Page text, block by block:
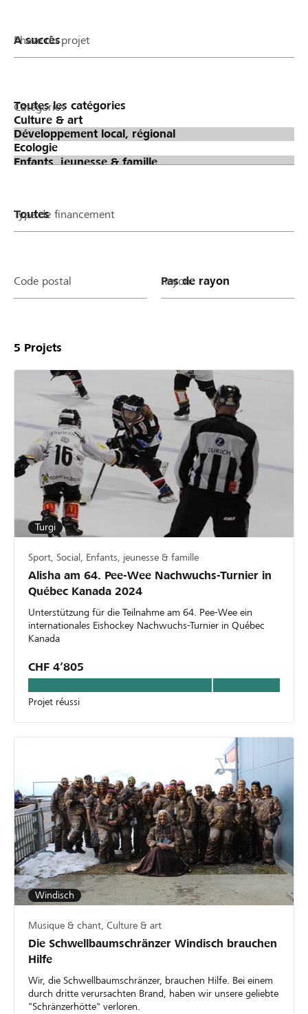
Phase du projet
Catégories
Type de financement
Code postal Rayon
5 Projets
Turgi
Sport, Social, Enfants, jeunesse & famille
Alisha am 64. Pee-Wee Nachwuchs-Turnier in
Québec Kanada 2024
Unterstützung für die Teilnahme am 64. Pee-Wee ein
internationales Eishockey Nachwuchs-Turnier in Québec
Kanada
CHF 4’805
Projet réussi
Windisch
Musique & chant, Culture & art
Die Schwellbaumschränzer Windisch brauchen
Hilfe
Wir, die Schwellbaumschränzer, brauchen Hilfe. Bei einem
durch dritte verursachten Brand, haben wir unsere geliebte
"Schränzerhötte" verloren.